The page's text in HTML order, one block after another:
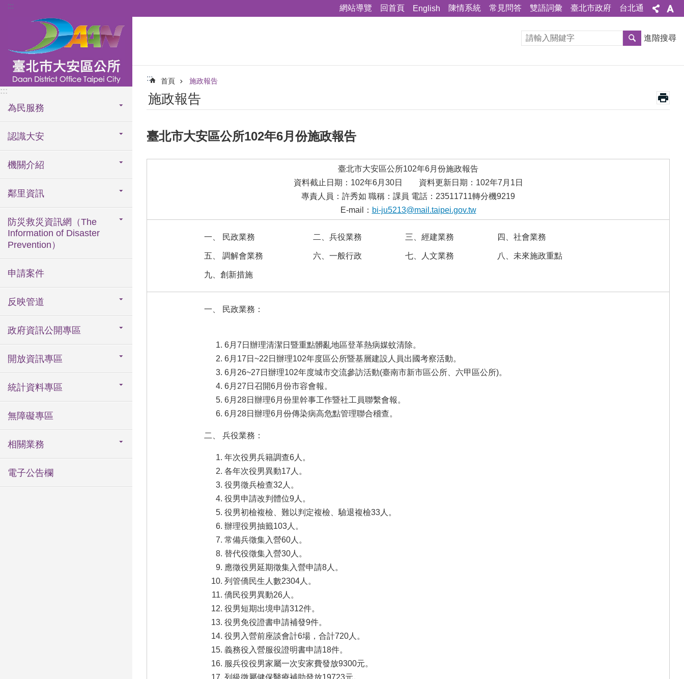
跳到主要內容區塊
::: 網站導覽 回首頁 English 陳情系統 常見問答 雙語詞彙 臺北市政府 台北通
:::
為民服務
認識大安
機關介紹
鄰里資訊
防災救災資訊網（The
Information of Disaster
Prevention）
申請案件
反映管道
政府資訊公開專區
開放資訊專區
統計資料專區
無障礙專區
相關業務
電子公告欄
進階搜尋
::: 首頁 施政報告
施政報告
臺北市大安區公所102年6月份施政報告
臺北市大安區公所102年6月份施政報告
資料截止日期：102年6月30日 資料更新日期：102年7月1日
專責人員：許秀如 職稱：課員 電話：23511711轉分機9219
E-mail： bi-ju5213@mail.taipei.gov.tw
一、 民政業務 二、兵役業務 三、經建業務 四、社會業務
五、 調解會業務 六、一般行政 七、人文業務 八、未來施政重點
九、創新措施
一、 民政業務：
6月7日辦理清潔日暨重點髒亂地區登革熱病媒蚊清除。
6月17日~22日辦理102年度區公所暨基層建設人員出國考察活動。
6月26~27日辦理102年度城市交流參訪活動(臺南市新市區公所、六甲區公所)。
6月27日召開6月份市容會報。
6月28日辦理6月份里幹事工作暨社工員聯繫會報。
6月28日辦理6月份傳染病高危點管理聯合稽查。
二、 兵役業務：
年次役男兵籍調查6人。
各年次役男異動17人。
役男徵兵檢查32人。
役男申請改判體位9人。
役男初檢複檢、難以判定複檢、驗退複檢33人。
辦理役男抽籤103人。
常備兵徵集入營60人。
替代役徵集入營30人。
應徵役男延期徵集入營申請8人。
列管僑民生人數2304人。
僑民役男異動26人。
役男短期出境申請312件。
役男免役證書申請補發9件。
役男入營前座談會計6場，合計720人。
義務役入營服役證明書申請18件。
服兵役役男家屬一次安家費發放9300元。
列級徵屬健保醫療補助發放19723元。